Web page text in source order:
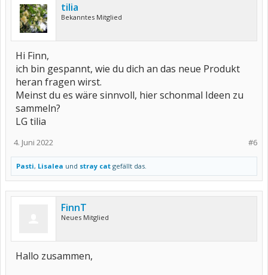
tilia
Bekanntes Mitglied
Hi Finn,
ich bin gespannt, wie du dich an das neue Produkt
heran fragen wirst.
Meinst du es wäre sinnvoll, hier schonmal Ideen zu
sammeln?
LG tilia
#6
4. Juni 2022
Pasti, Lisalea und stray cat gefällt das.
FinnT
Neues Mitglied
Hallo zusammen,